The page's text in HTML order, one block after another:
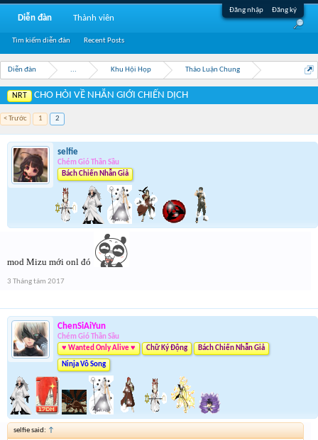
Đăng nhập Đăng ký
Diễn đàn ... Khu Hội Họp Thảo Luận Chung
NRT CHO HỎI VỀ NHẪN GIỚI CHIẾN DỊCH
< Trước 1 2
selfie
Chém Gió Thần Sầu
Bách Chiến Nhẫn Giả
mod Mizu mới onl đó
3 Tháng tám 2017
ChenSiAiYun
Chém Gió Thần Sầu
♥ Wanted Only Alive ♥
Chữ Ký Động Bách Chiến Nhẫn Giả
Ninja Vô Song
selfie said: ↑
Diễn đàn
Tìm kiếm diễn đàn Recent Posts
Thành viên